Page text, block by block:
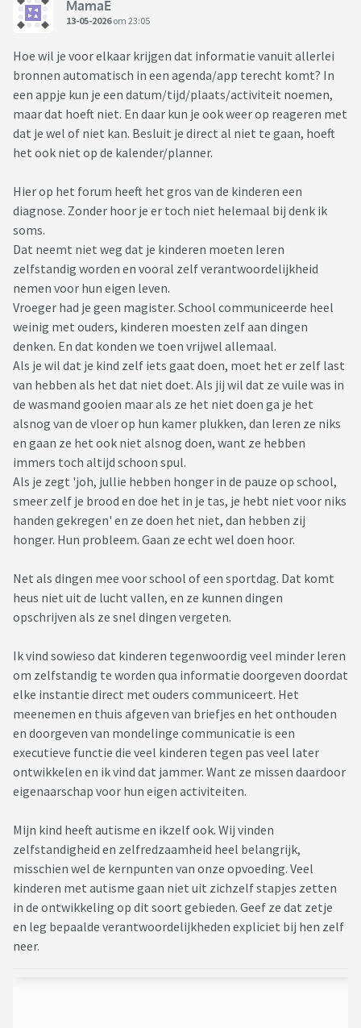
MamaE
13-05-2026om 23:05
Hoe wil je voor elkaar krijgen dat informatie vanuit allerlei
bronnen automatisch in een agenda/app terecht komt? In
een appje kun je een datum/tijd/plaats/activiteit noemen,
maar dat hoeft niet. En daar kun je ook weer op reageren met
dat je wel of niet kan. Besluit je direct al niet te gaan, hoeft
het ook niet op de kalender/planner.
Hier op het forum heeft het gros van de kinderen een
diagnose. Zonder hoor je er toch niet helemaal bij denk ik
soms.
Dat neemt niet weg dat je kinderen moeten leren
zelfstandig worden en vooral zelf verantwoordelijkheid
nemen voor hun eigen leven.
Vroeger had je geen magister. School communiceerde heel
weinig met ouders, kinderen moesten zelf aan dingen
denken. En dat konden we toen vrijwel allemaal.
Als je wil dat je kind zelf iets gaat doen, moet het er zelf last
van hebben als het dat niet doet. Als jij wil dat ze vuile was in
de wasmand gooien maar als ze het niet doen ga je het
alsnog van de vloer op hun kamer plukken, dan leren ze niks
en gaan ze het ook niet alsnog doen, want ze hebben
immers toch altijd schoon spul.
Als je zegt 'joh, jullie hebben honger in de pauze op school,
smeer zelf je brood en doe het in je tas, je hebt niet voor niks
handen gekregen' en ze doen het niet, dan hebben zij
honger. Hun probleem. Gaan ze echt wel doen hoor.
Net als dingen mee voor school of een sportdag. Dat komt
heus niet uit de lucht vallen, en ze kunnen dingen
opschrijven als ze snel dingen vergeten.
Ik vind sowieso dat kinderen tegenwoordig veel minder leren
om zelfstandig te worden qua informatie doorgeven doordat
elke instantie direct met ouders communiceert. Het
meenemen en thuis afgeven van briefjes en het onthouden
en doorgeven van mondelinge communicatie is een
executieve functie die veel kinderen tegen pas veel later
ontwikkelen en ik vind dat jammer. Want ze missen daardoor
eigenaarschap voor hun eigen activiteiten.
Mijn kind heeft autisme en ikzelf ook. Wij vinden
zelfstandigheid en zelfredzaamheid heel belangrijk,
misschien wel de kernpunten van onze opvoeding. Veel
kinderen met autisme gaan niet uit zichzelf stapjes zetten
in de ontwikkeling op dit soort gebieden. Geef ze dat zetje
en leg bepaalde verantwoordelijkheden expliciet bij hen zelf
neer.